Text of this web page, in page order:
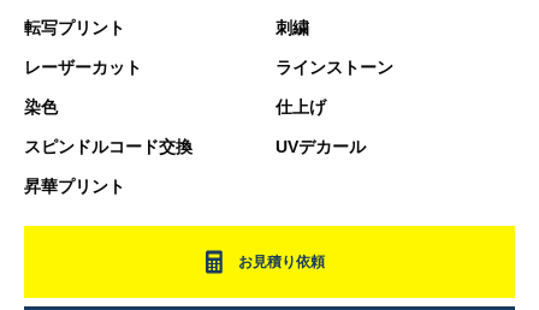
転写プリント 刺繍
レーザーカット ラインストーン
染色 仕上げ
スピンドルコード交換 UVデカール
昇華プリント
お見積り依頼